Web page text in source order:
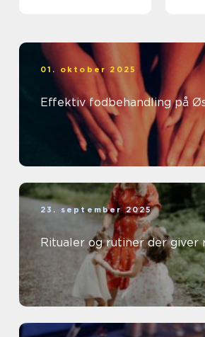
01. oktober 2025
Effektiv fodbehandling på
23. september 2025
Ritualer og rutiner der giver